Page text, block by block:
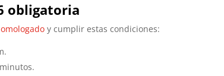
obligatoria
y cumplir estas condiciones: